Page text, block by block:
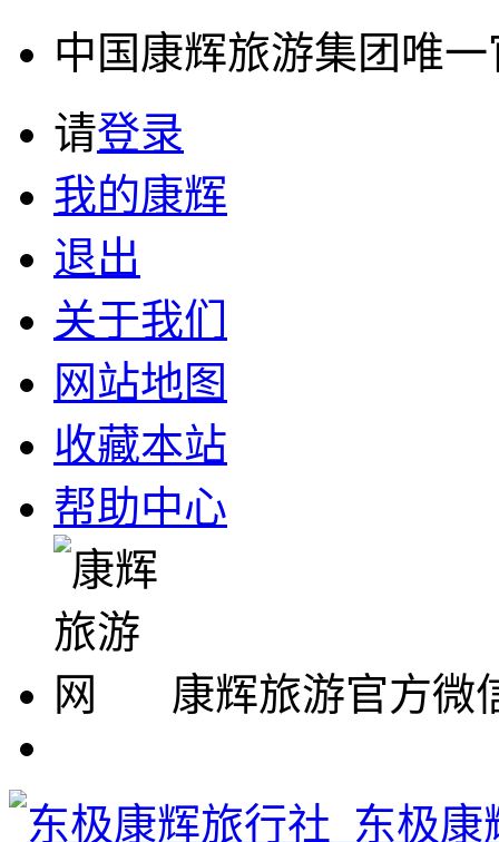
中国康辉旅游集团唯
请登录
我的康辉
退出
关于我们
网站地图
收藏本站
帮助中心
康辉旅游官方微